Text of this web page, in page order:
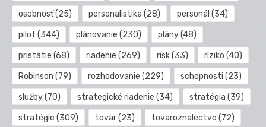
osobnosť(25) personalistika (28) personál (34)
pilot (344) plánovanie (230) plány(48)
pristátie (68) riadenie (269) risk(33) riziko (40)
Robinson (79) rozhodovanie (229) schopnosti (23)
služby(70) strategické riadenie (34) stratégia (39)
stratégie (309) tovar(23) tovaroznalectvo (72)